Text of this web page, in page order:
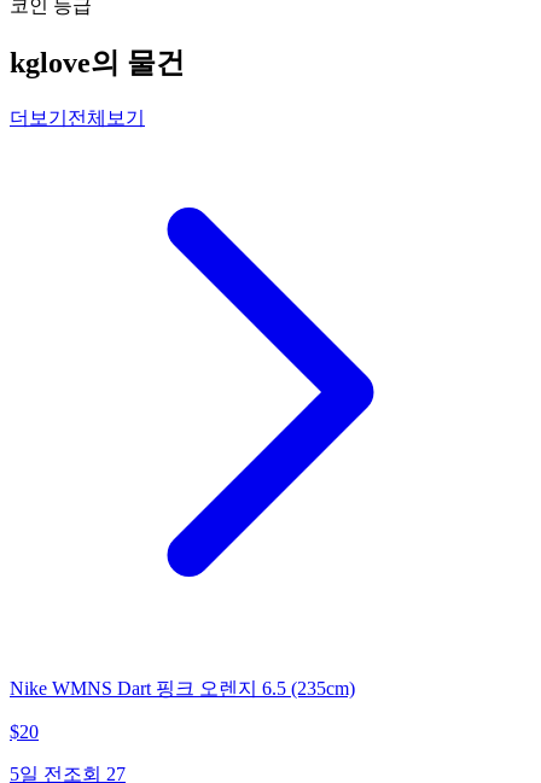
코인 등급
kglove의 물건
더보기 전체보기
Nike WMNS Dart 핑크 오렌지 6.5 (235cm)
$20
5일 전 조회 27